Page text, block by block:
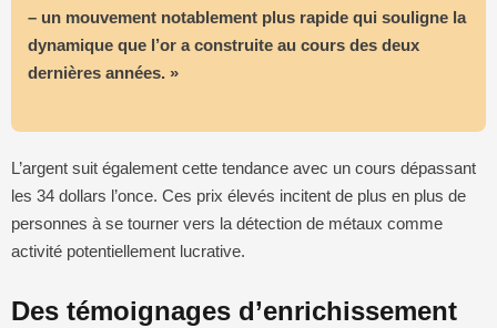
– un mouvement notablement plus rapide qui souligne la
dynamique que l’or a construite au cours des deux
dernières années. »
L’argent suit également cette tendance avec un cours dépassant
les 34 dollars l’once. Ces prix élevés incitent de plus en plus de
personnes à se tourner vers la détection de métaux comme
activité potentiellement lucrative.
Des témoignages d’enrichissement